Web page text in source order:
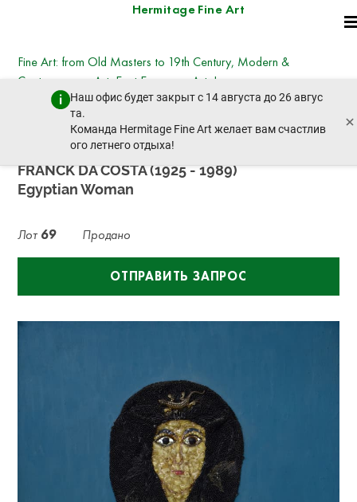
Hermitage Fine Art
Наш офис будет закрыт с 14 августа до 26 авгус
та.
Команда Hermitage Fine Art желает вам счастлив
ого летнего отдыха!
×
Fine Art: from Old Masters to 19th Century, Modern &
Contemporary Art, East European Art, Icons
вторник, 25 июня 2024 г. - 14:30
пред. лот след. лот
FRANCK DA COSTA (1925 - 1989)
Egyptian Woman
Лот 69 Продано
ОТПРАВИТЬ ЗАПРОС